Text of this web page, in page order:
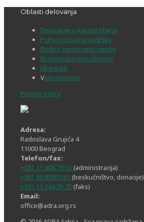
Oblasti delovanja
Delovanje u katastrofama
Psiho-socijalna podrška
Rodno zasnovano nasilje
Ekonomsko osnaživanje
Migracije
Volonterizam
Privacy policy
Adresa:
Radoslava Grujića 4
11000 Beograd
Telefon/fax:
+381 11 408 78 02 (administracija)
+381 60 8080 561 (beskućništvo, donacije)
+381 11 344 26 25 (faks)
Email:
office@adra.org.rs